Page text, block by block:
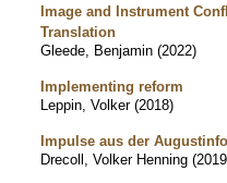
Image and Instrument
Translation
Gleede, Benjamin (2022)
Implementing reform
Leppin, Volker (2018)
Impulse aus der
Drecoll, Volker Henning (2019